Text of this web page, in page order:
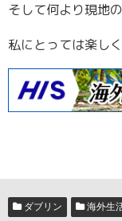
そして何より現地
私にとっては楽し
ダブリン 海外生